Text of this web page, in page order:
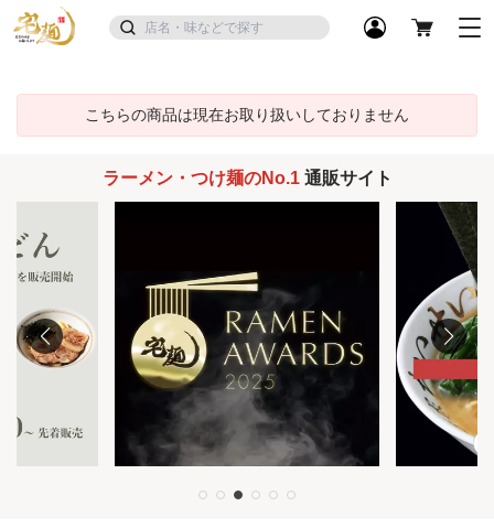
こちらの商品は現在お取り扱いしておりません
ラーメン・つけ麺のNo.1通販サイト